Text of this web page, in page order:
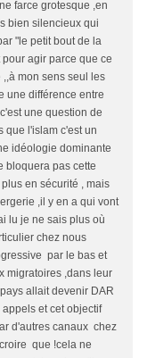
farce grotesque ,en
bien silencieux qui
"le petit bout de la
agir parce que ce
mon sens seul les
une différence entre
une question de
que l'islam c'est un
idéologie dominante
bloquera pas cette
en sécurité , mais
,il y en a qui vont
lu je ne sais plus où
chez nous
par le bas et
migratoires ,dans leur
allait devenir DAR
et cet objectif
d'autres canaux chez
que !cela ne